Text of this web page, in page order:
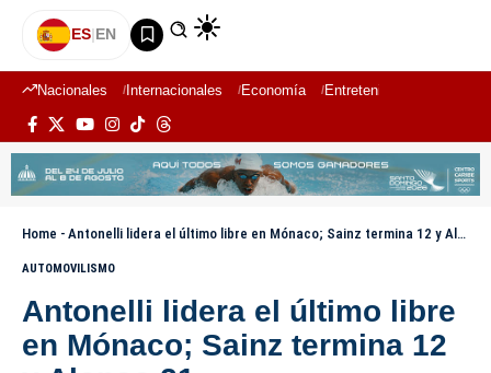
ES|EN
Nacionales Internacionales Economía Entretenimiento
Home - Antonelli lidera el último libre en Mónaco; Sainz termina 12 y Alonso 21
AUTOMOVILISMO
Antonelli lidera el último libre
en Mónaco; Sainz termina 12